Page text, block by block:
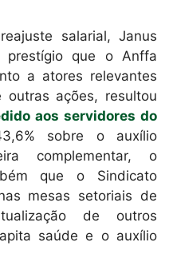
salarial, Janus
prestígio que o Anffa
a atores relevantes
ações, resultou
aos servidores do
sobre o auxílio
complementar, o
que o Sindicato
mesas setoriais de
de outros
saúde e o auxílio